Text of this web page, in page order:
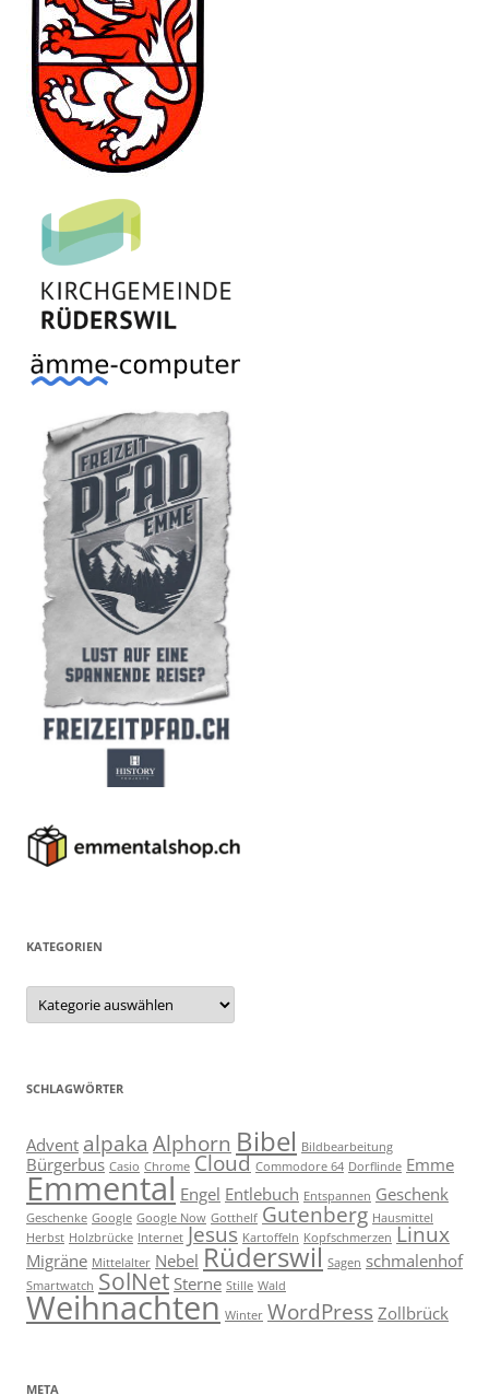
KATEGORIEN
Kategorien
SCHLAGWÖRTER
Advent alpaka Alphorn Bibel Bildbearbeitung
Bürgerbus Casio Chrome Cloud Commodore 64 Dorflinde Emme
Emmental Engel Entlebuch Entspannen Geschenk
Geschenke Google Google Now Gotthelf Gutenberg Hausmittel
Herbst Holzbrücke Internet Jesus Kartoffeln Kopfschmerzen Linux
Migräne Mittelalter Nebel Rüderswil Sagen schmalenhof
Smartwatch SolNet Sterne Stille Wald
Weihnachten Winter WordPress Zollbrück
META